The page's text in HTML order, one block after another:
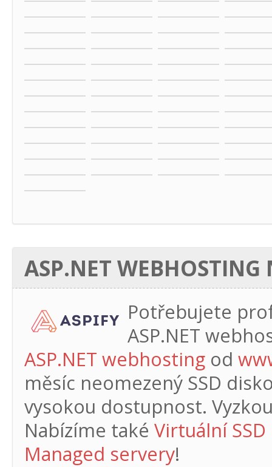
ASP.NET WEBHOSTING
Potřebujete
ASP.NET
ASP.NET webhosting od
měsíc neomezený SSD
vysokou dostupnost.
Nabízíme také Virtuální
Managed servery!